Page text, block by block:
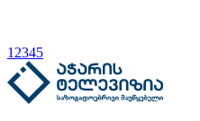
1 2345